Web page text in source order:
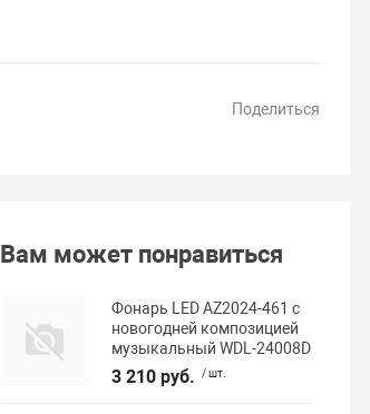
Поделиться
Вам может понравиться
Фонарь LED AZ2024-461 с
новогодней композицией
музыкальный WDL-24008D
3 210 руб. / шт.